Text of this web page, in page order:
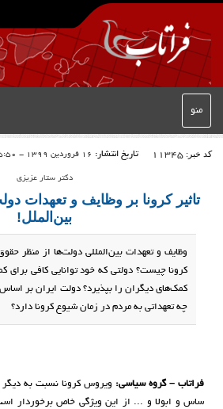
منو
کد خبر: 11345 تاریخ انتشار: 16 فروردین 1399 - 15:50
دکتر ستار عزیزی
تاثیر کرونا بر وظایف و تعهدات
بین‌الملل!
وظایف و تعهدات بین‌المللی دولت‌ها از منظر
کرونا چیست؟ دولتی که خود توانایی کافی برای
کمک‌های دیگران را بپذیرد؟ دولت ایران بر
چه تعهداتی به مردم در زمان شیوع کرونا دارد؟
فراتاب – گروه سیاسی: ویروس کرونا نسبت به دیگر
ساس و ابولا و ... از این ویژگی خاص برخوردار